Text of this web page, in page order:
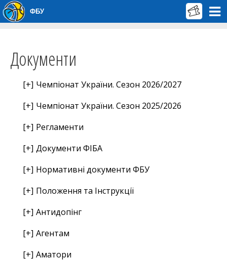
ФБУ
Документи
Чемпіонат України. Сезон 2026/2027
Чемпіонат України. Сезон 2025/2026
Регламенти
Документи ФІБА
Нормативні документи ФБУ
Положення та Інструкції
Антидопінг
Агентам
Аматори